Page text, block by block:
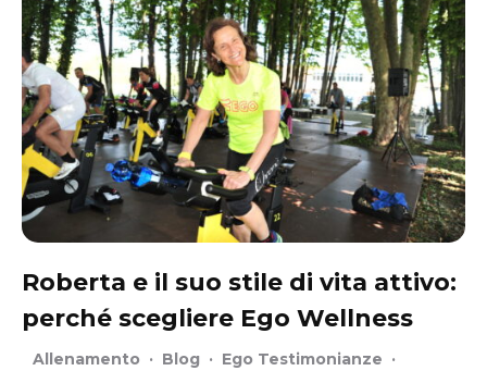
Roberta e il suo stile di vita attivo:
perché scegliere Ego Wellness
Allenamento · Blog · Ego Testimonianze ·